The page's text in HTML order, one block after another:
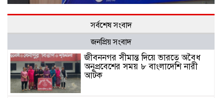
সর্বশেষ সংবাদ
জনপ্রিয় সংবাদ
জীবননগর সীমান্ত দিয়ে ভারতে অবৈধ
অনুপ্রবেশের সময় ৮ বাংলাদেশি নারী
আটক